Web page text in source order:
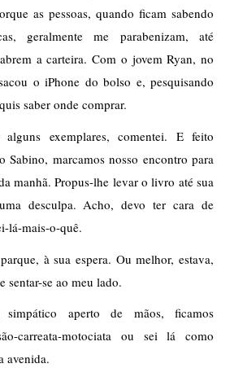
as pessoas, quando ficam sabendo
geralmente me parabenizam, até
a carteira. Com o jovem Ryan, no
o iPhone do bolso e, pesquisando
saber onde comprar.
alguns exemplares, comentei. E feito
Sabino, marcamos nosso encontro para
manhã. Propus-lhe levar o livro até sua
desculpa. Acho, devo ter cara de
lá-mais-o-quê.
à sua espera. Ou melhor, estava,
sentar-se ao meu lado.
simpático aperto de mãos, ficamos
carreata-motociata ou sei lá como
avenida.